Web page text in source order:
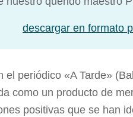
descargar en formato
periódico «A Tarde»
como un producto de
positivas que se han